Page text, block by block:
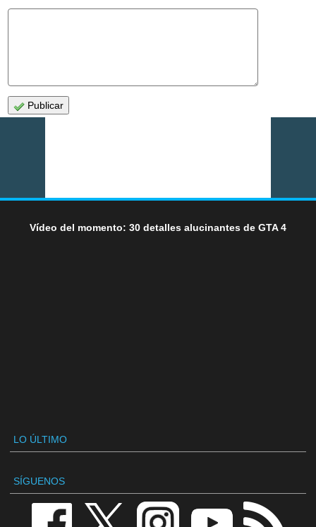
Publicar
Vídeo del momento: 30 detalles alucinantes de GTA 4
LO ÚLTIMO
SÍGUENOS